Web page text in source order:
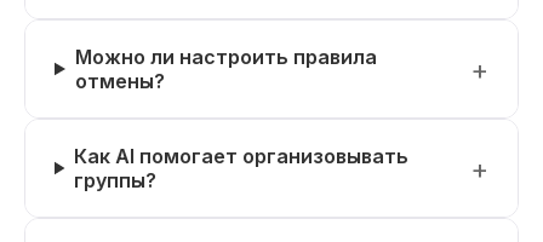
Можно ли настроить правила
отмены?
Как AI помогает организовывать
группы?